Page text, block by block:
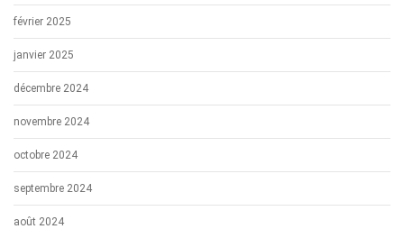
février 2025
janvier 2025
décembre 2024
novembre 2024
octobre 2024
septembre 2024
août 2024